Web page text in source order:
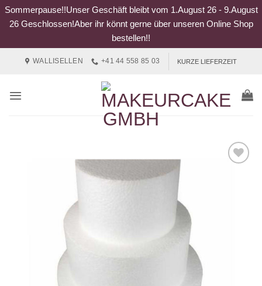
Sommerpause!!Unser Geschäft bleibt vom 1.August 26 - 9.August
26 Geschlossen!Aber ihr könnt gerne über unseren Online Shop
bestellen!!
WALLISELLEN +41 44 558 85 03 KURZE LIEFERZEIT